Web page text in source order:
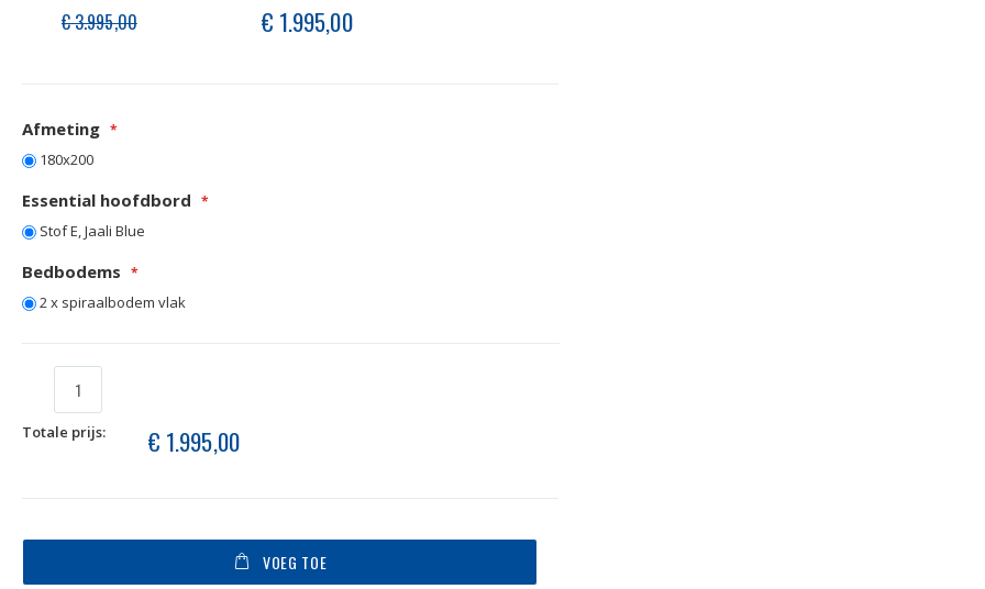
€ 3.995,00
Speciale€ 1.995,00
Afmeting
180x200
Essential hoofdbord
Stof E, Jaali Blue
Bedbodems
2 x spiraalbodem vlak
Totale prijs: € 1.995,00
VOEG TOE